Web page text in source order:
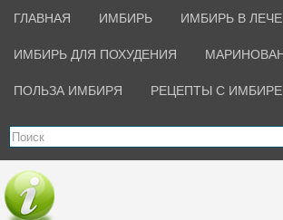
ГЛАВНАЯ ИМБИРЬ ИМБИРЬ В
ИМБИРЬ ДЛЯ ПОХУДЕНИЯ
ПОЛЬЗА ИМБИРЯ РЕЦЕПТЫ С